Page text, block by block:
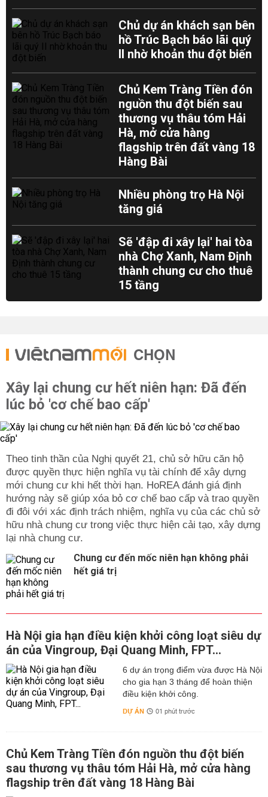
Chủ dự án khách sạn bên
hồ Trúc Bạch báo lãi quý
II nhờ khoản thu đột biến
Chủ Kem Tràng Tiền đón
nguồn thu đột biến sau
thương vụ thâu tóm Hải
Hà, mở cửa hàng
flagship trên đất vàng 18
Hàng Bài
Nhiều phòng trọ Hà Nội
tăng giá
Sẽ 'đập đi xây lại' hai tòa
nhà Chợ Xanh, Nam Định
thành chung cư cho thuê
15 tầng
CHỌN
Xây lại chung cư hết niên hạn: Đã đến
lúc bỏ 'cơ chế bao cấp'
Theo tinh thần của Nghị quyết 21, chủ sở hữu căn hộ
được quyền thực hiện nghĩa vụ tài chính để xây dựng
mới chung cư khi hết thời hạn. HoREA đánh giá định
hướng này sẽ giúp xóa bỏ cơ chế bao cấp và trao quyền
đi đôi với xác định trách nhiệm, nghĩa vụ của các chủ sở
hữu nhà chung cư trong việc thực hiện cải tạo, xây dựng
lại nhà chung cư.
Chung cư đến mốc niên hạn không phải
hết giá trị
Hà Nội gia hạn điều kiện khởi công loạt siêu dự
án của Vingroup, Đại Quang Minh, FPT...
6 dự án trọng điểm vừa được Hà Nội
cho gia hạn 3 tháng để hoàn thiện
điều kiện khởi công.
DỰ ÁN 01 phút trước
Chủ Kem Tràng Tiền đón nguồn thu đột biến
sau thương vụ thâu tóm Hải Hà, mở cửa hàng
flagship trên đất vàng 18 Hàng Bài